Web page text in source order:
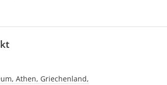
Athen, Griechenland,